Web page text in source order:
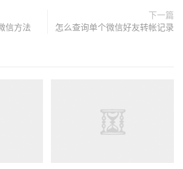
信方法
下一篇
怎么查询单个微信好友转帐记录